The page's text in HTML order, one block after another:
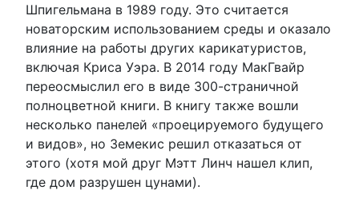
Шпигельмана в 1989 году. Это считается
новаторским использованием среды и оказало
влияние на работы других карикатуристов,
включая Криса Уэра. В 2014 году МакГвайр
переосмыслил его в виде 300-страничной
полноцветной книги. В книгу также вошли
несколько панелей «проецируемого будущего
и видов», но Земекис решил отказаться от
этого (хотя мой друг Мэтт Линч нашел клип,
где дом разрушен цунами).